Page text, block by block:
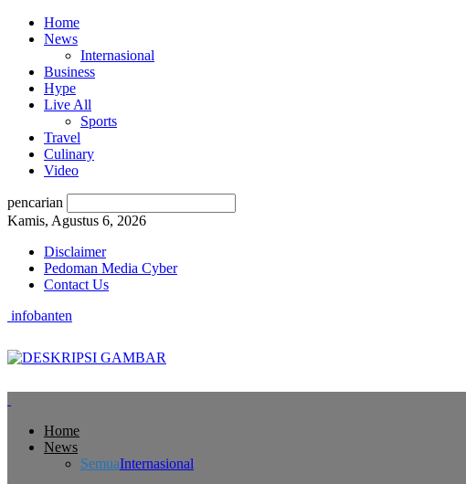
Home
News
Internasional
Business
Hype
Live All
Sports
Travel
Culinary
Video
pencarian
Kamis, Agustus 6, 2026
Disclaimer
Pedoman Media Cyber
Contact Us
infobanten
Home
News
SemuaInternasional